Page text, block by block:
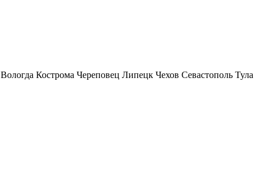
Вологда Кострома Череповец Липецк Чехов Севастополь Тула